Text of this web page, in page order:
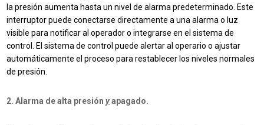
la presión aumenta hasta un nivel de alarma predeterminado. Este
interruptor puede conectarse directamente a una alarma o luz
visible para notificar al operador o integrarse en el sistema de
control.
El sistema de control puede alertar al operario o ajustar
automáticamente el proceso para restablecer los niveles normales
de presión.
2. Alarma de alta presiónyapagado.